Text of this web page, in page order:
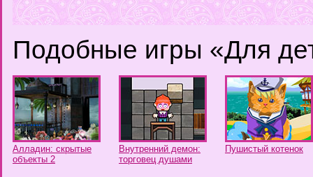
Подобные игры «Для
Алладин: скрытые
объекты 2
Внутренний демон:
торговец душами
Пушистый котенок